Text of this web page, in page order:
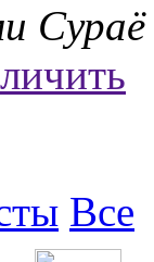
Сураё
Все